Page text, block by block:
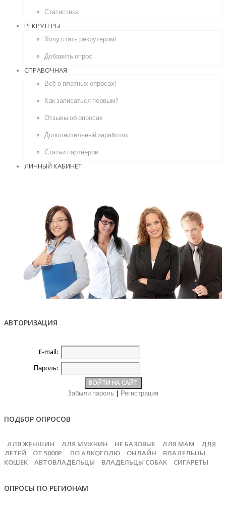
Статистика
РЕКРУТЕРЫ
Хочу стать рекрутером!
Добавить опрос
СПРАВОЧНАЯ
Всё о платных опросах!
Как записаться первым?
Отзывы об опросах
Дополнительный заработок
Статьи партнеров
ЛИЧНЫЙ КАБИНЕТ
АВТОРИЗАЦИЯ
E-mail:
Пароль:
Забыли пароль Регистрация
ПОДБОР ОПРОСОВ
ДЛЯ ЖЕНЩИН ДЛЯ МУЖЧИН НЕ БАЗОВЫЕ ДЛЯ МАМ
ДЛЯ
ДЕТЕЙ
ОТ 5000Р. ПО АЛКОГОЛЮ ОНЛАЙН
ВЛАДЕЛЬЦЫ
КОШЕК
АВТОВЛАДЕЛЬЦЫ ВЛАДЕЛЬЦЫ СОБАК СИГАРЕТЫ
ОПРОСЫ ПО РЕГИОНАМ